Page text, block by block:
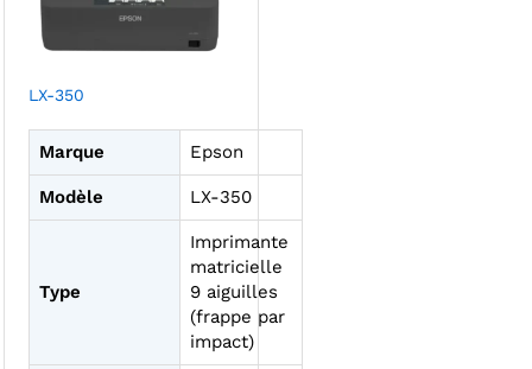
LX-350
Marque Epson
Modèle LX-350
Type
Imprimante
matricielle
9 aiguilles
(frappe par
impact)